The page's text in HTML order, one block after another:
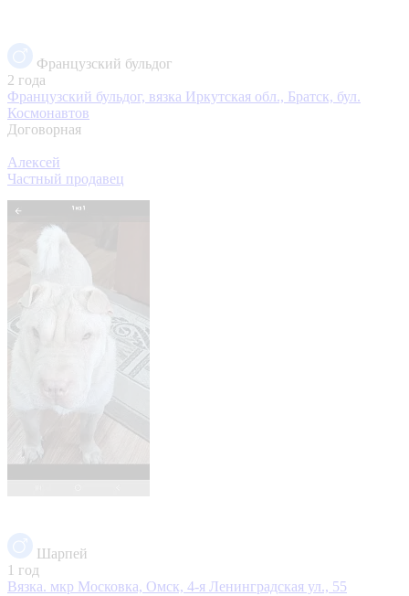
Французский бульдог
2 года
Французский бульдог, вязка Иркутская обл., Братск, бул.
Космонавтов
Договорная
Алексей
Частный продавец
Шарпей
1 год
Вязка. мкр Московка, Омск, 4-я Ленинградская ул., 55